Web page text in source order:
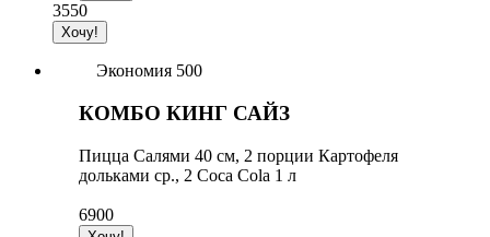
3550
Экономия 500
КОМБО КИНГ САЙЗ
Пицца Салями 40 см, 2 порции Картофеля
дольками ср., 2 Coca Cola 1 л
6900